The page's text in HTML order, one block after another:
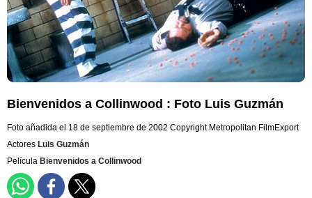
Bienvenidos a Collinwood : Foto Luis Guzmán
Foto añadida el 18 de septiembre de 2002 Copyright Metropolitan FilmExport
Actores Luis Guzmán
Película Bienvenidos a Collinwood